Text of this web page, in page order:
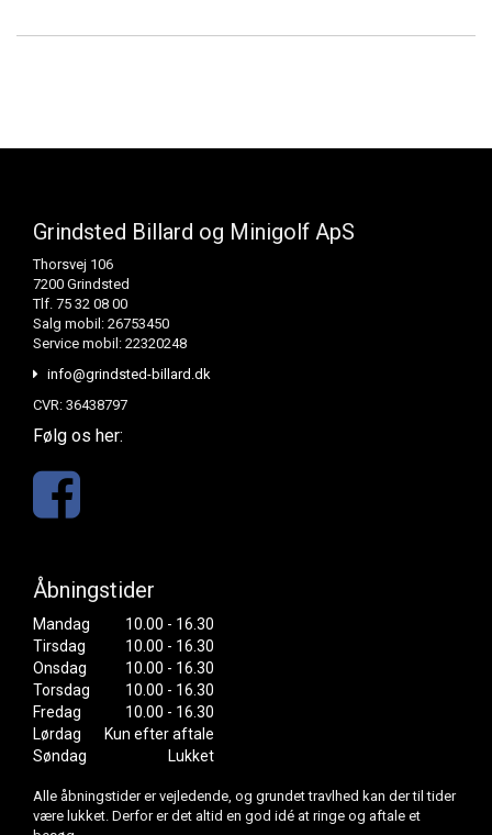
Grindsted Billard og Minigolf ApS
Thorsvej 106
7200 Grindsted
Tlf. 75 32 08 00
Salg mobil: 26753450
Service mobil: 22320248
info@grindsted-billard.dk
CVR: 36438797
Følg os her:
Åbningstider
Mandag
10.00 - 16.30
Tirsdag
10.00 - 16.30
Onsdag
10.00 - 16.30
Torsdag
10.00 - 16.30
Fredag
10.00 - 16.30
Lørdag
Kun efter aftale
Søndag
Lukket
Alle åbningstider er vejledende, og grundet travlhed kan der til tider
være lukket. Derfor er det altid en god idé at ringe og aftale et